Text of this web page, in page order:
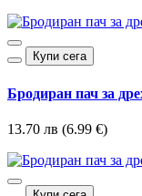
Купи сега
Бродиран пач за
13.70 лв (6.99 €)